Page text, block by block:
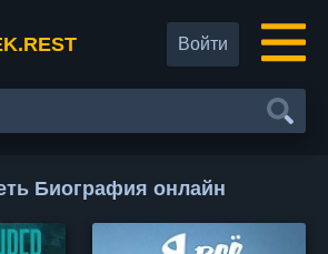
Войти
Биография онлайн